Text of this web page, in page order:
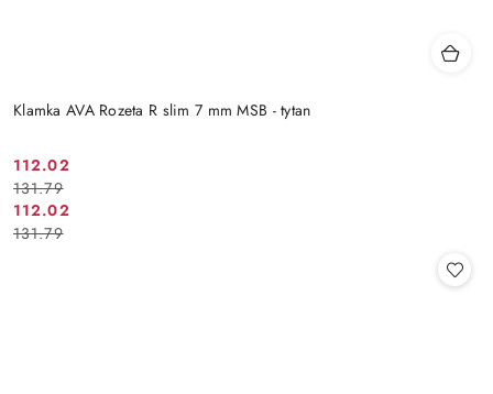
Klamka AVA Rozeta R slim 7 mm MSB - tytan
Cena
promocyjna:
112.02
Cena
przed
promocją:
131.79
Cena
promocyjna:
112.02
Cena
przed
131.79